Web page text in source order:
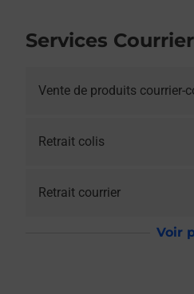
Services
Vente de produits courrier-
Retrait colis
Retrait courrier
Voir